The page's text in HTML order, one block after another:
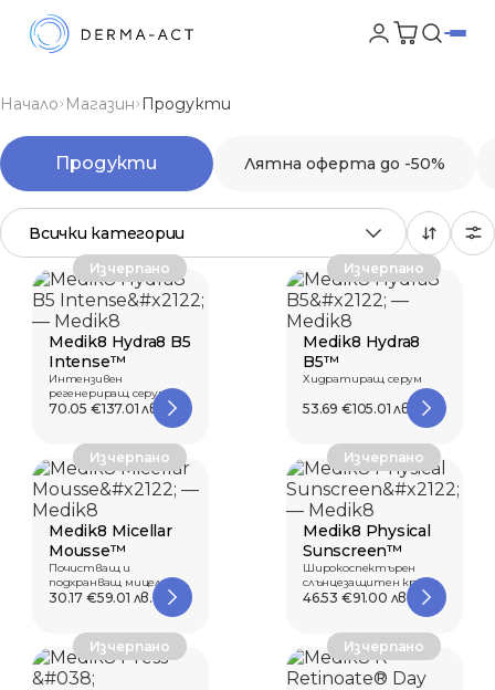
Начало Магазин Продукти
Продукти Лятна оферта до -50%
Всички категории
Изчерпано
Medik8 Hydra8 B5
Intense™
Интензивен
регенериращ серум с
хиалуронова киселина и
70.05 €137.01 лв.
Изчерпано
Medik8 Hydra8
B5™
Хидратиращ серум
53.69 €105.01 лв.
Изчерпано
Medik8 Micellar
Mousse™
Почистващ и
подхранващ мицеларен
мус
30.17 €59.01 лв.
Изчерпано
Medik8 Physical
Sunscreen™
Широкоспектърен
слънцезащитен крем с
минерални филтри В...
46.53 €91.00 лв.
Изчерпано Изчерпано